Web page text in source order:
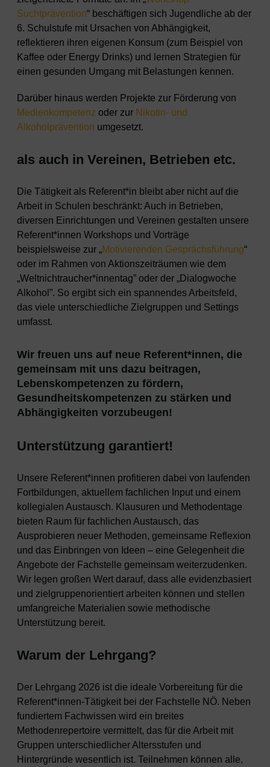
Suchtprävention“ beschäftigen sich Jugendliche ab der
6. Schulstufe mit Ursachen von Abhängigkeit,
reflektieren ihren eigenen Konsum (zum Beispiel von
Kaffee oder Energy Drinks) und lernen Strategien für
einen gesunden Umgang mit Belastungen kennen.
Darüber hinaus werden Projekte zur Förderung von
Medienkompetenz oder zur Nikotin- und
Alkoholprävention umgesetzt.
als auch in Vereinen, Betrieben etc.
Die Tätigkeit als Referent*in bleibt aber nicht auf die
Arbeit in Schulen beschränkt: Auch in Betrieben,
diversen Einrichtungen und Vereinen gestalten unsere
Referent*innen Workshops und Vorträge
beispielsweise zur „Motivierenden Gesprächsführung“
oder im Rahmen von Aktionszeiträumen wie dem
„Weltnichtraucher*innentag” oder der „Dialogwoche
Alkohol”. So ergibt sich ein spannendes Arbeitsfeld,
das viele unterschiedliche Zielgruppen und Settings
umfasst.
Wir freuen uns auf neue Referent*innen, die
gemeinsam mit uns dazu beitragen,
Lebenskompetenzen zu fördern,
Gesundheitskompetenzen zu stärken und
Abhängigkeiten vorzubeugen!
Unterstützung garantiert!
Unsere Referent*innen profitieren dabei von laufenden
Fortbildungen, aktuellem fachlichen Input und einem
kollegialen Austausch. Klausuren und Methodentage
bieten Raum für fachlichen Austausch, das
Ausprobieren neuer Methoden, gemeinsame Reflexion
und das Einbringen von Ideen – eine Gelegenheit die
Angebote der Fachstelle gemeinsam weiterzudenken.
Wir legen großen Wert darauf, dass alle evidenzbasiert
und zielgruppenorientiert arbeiten können und stellen
umfangreiche Materialien sowie methodische
Unterstützung bereit.
Warum der Lehrgang?
Der Lehrgang 2026 ist die ideale Vorbereitung für die
Referent*innen-Tätigkeit bei der Fachstelle NÖ. Neben
fundiertem Fachwissen wird ein breites
Methodenrepertoire vermittelt, das für die Arbeit mit
Gruppen unterschiedlicher Altersstufen und
Hintergründe wesentlich ist. Teilnehmen können alle,